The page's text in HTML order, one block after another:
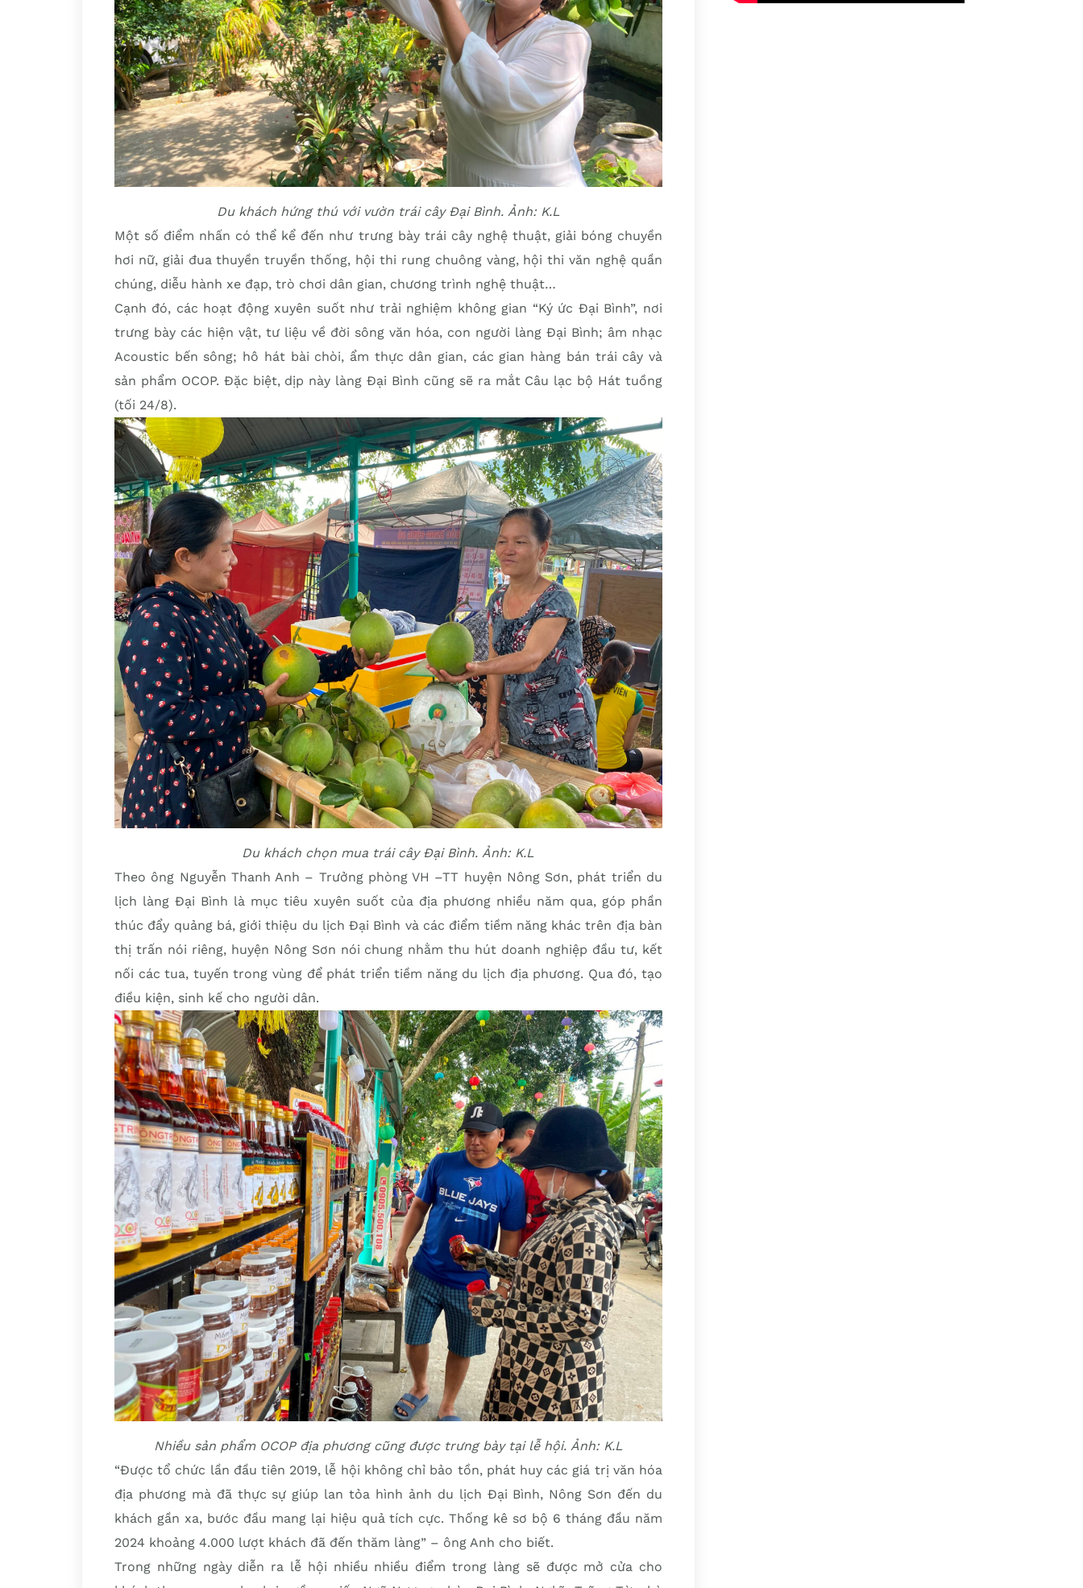
Du khách hứng thú với vườn trái cây Đại Bình. Ảnh: K.L
Một số điểm nhấn có thể kể đến như trưng bày trái cây nghệ thuật, giải bóng chuyền
hơi nữ, giải đua thuyền truyền thống, hội thi rung chuông vàng, hội thi văn nghệ quần
chúng, diễu hành xe đạp, trò chơi dân gian, chương trình nghệ thuật…
Cạnh đó, các hoạt động xuyên suốt như trải nghiệm không gian “Ký ức Đại Bình”, nơi
trưng bày các hiện vật, tư liệu về đời sông văn hóa, con người làng Đại Bình; âm nhạc
Acoustic bến sông; hô hát bài chòi, ẩm thực dân gian, các gian hàng bán trái cây và
sản phẩm OCOP. Đặc biệt, dịp này làng Đại Bình cũng sẽ ra mắt Câu lạc bộ Hát tuồng
(tối 24/8).
Du khách chọn mua trái cây Đại Bình. Ảnh: K.L
Theo ông Nguyễn Thanh Anh – Trưởng phòng VH –TT huyện Nông Sơn, phát triển du
lịch làng Đại Bình là mục tiêu xuyên suốt của địa phương nhiều năm qua, góp phần
thúc đẩy quảng bá, giới thiệu du lịch Đại Bình và các điểm tiềm năng khác trên địa bàn
thị trấn nói riêng, huyện Nông Sơn nói chung nhằm thu hút doanh nghiệp đầu tư, kết
nối các tua, tuyến trong vùng để phát triển tiềm năng du lịch địa phương. Qua đó, tạo
điều kiện, sinh kế cho người dân.
Nhiều sản phẩm OCOP địa phương cũng được trưng bày tại lễ hội. Ảnh: K.L
“Được tổ chức lần đầu tiên 2019, lễ hội không chỉ bảo tồn, phát huy các giá trị văn hóa
địa phương mà đã thực sự giúp lan tỏa hình ảnh du lịch Đại Bình, Nông Sơn đến du
khách gần xa, bước đầu mang lại hiệu quả tích cực. Thống kê sơ bộ 6 tháng đầu năm
2024 khoảng 4.000 lượt khách đã đến thăm làng” – ông Anh cho biết.
Trong những ngày diễn ra lễ hội nhiều nhiều điểm trong làng sẽ được mở cửa cho